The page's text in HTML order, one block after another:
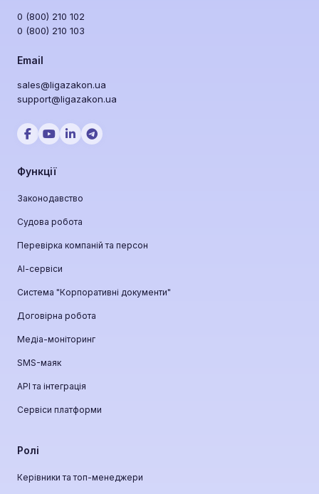
0 (800) 210 102
0 (800) 210 103
Email
sales@ligazakon.ua
support@ligazakon.ua
Функції
Законодавство
Судова робота
Перевірка компаній та персон
АІ-сервіси
Система "Корпоративні документи"
Договірна робота
Медіа-моніторинг
SMS-маяк
API та інтеграція
Сервіси платформи
Ролі
Керівники та топ-менеджери